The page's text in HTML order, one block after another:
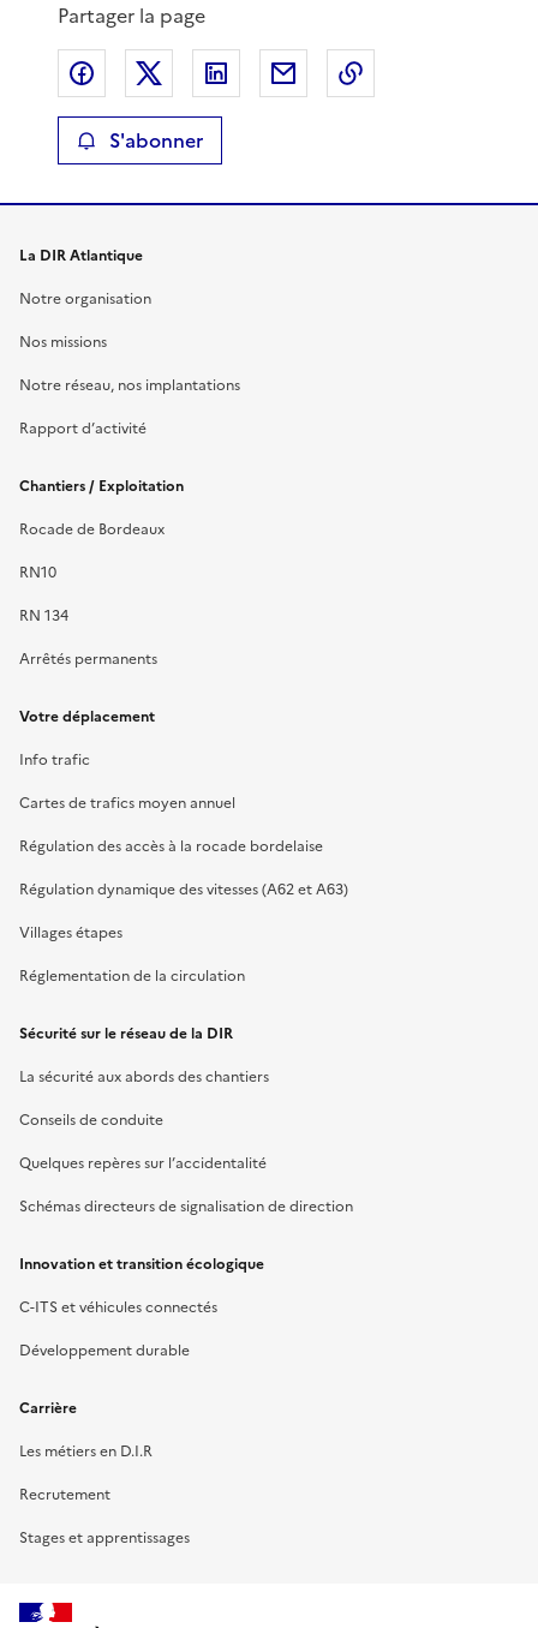
v
i
Partager la page
Partager sur Facebook
Partager sur XPartager sur LinkedIn
Partager par email
S'abonner
La DIR Atlantique
Notre organisation
Nos missions
Notre réseau, nos implantations
Rapport d’activité
Chantiers / Exploitation
Rocade de Bordeaux
RN10
RN 134
Arrêtés permanents
Votre déplacement
Info trafic
Cartes de trafics moyen annuel
Régulation des accès à la rocade bordelaise
Régulation dynamique des vitesses (A62 et A63)
Villages étapes
Réglementation de la circulation
Sécurité sur le réseau de la DIR
La sécurité aux abords des chantiers
Conseils de conduite
Quelques repères sur l’accidentalité
Schémas directeurs de signalisation de direction
Innovation et transition écologique
C-ITS et véhicules connectés
Développement durable
Carrière
Les métiers en D.I.R
Recrutement
Stages et apprentissages